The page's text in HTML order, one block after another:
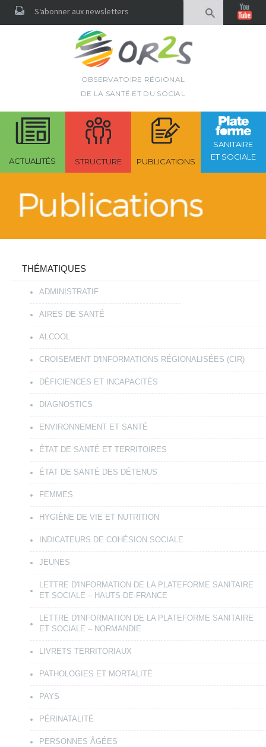
S‘abonner aux newsletters
OBSERVATOIRE RÉGIONAL
DE LA SANTÉ ET DU SOCIAL
ACTUALITÉS STRUCTURE PUBLICATIONS
SANITAIRE
ET SOCIALE
THÉMATIQUES
ADMINISTRATIF
AIRES DE SANTÉ
ALCOOL
CROISEMENT D'INFORMATIONS RÉGIONALISÉES (CIR)
DÉFICIENCES ET INCAPACITÉS
DIAGNOSTICS
ENVIRONNEMENT ET SANTÉ
ÉTAT DE SANTÉ ET TERRITOIRES
ÉTAT DE SANTÉ DES DÉTENUS
FEMMES
HYGIÈNE DE VIE ET NUTRITION
INDICATEURS DE COHÉSION SOCIALE
JEUNES
LETTRE D'INFORMATION DE LA PLATEFORME SANITAIRE
ET SOCIALE – HAUTS-DE-FRANCE
LETTRE D'INFORMATION DE LA PLATEFORME SANITAIRE
ET SOCIALE – NORMANDIE
LIVRETS TERRITORIAUX
PATHOLOGIES ET MORTALITÉ
PAYS
PÉRINATALITÉ
PERSONNES ÂGÉES